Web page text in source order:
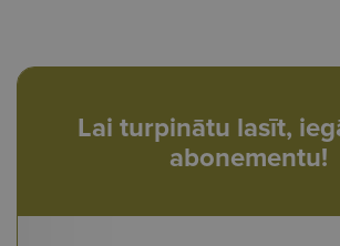
Lai turpinātu lasīt,
abonementu!